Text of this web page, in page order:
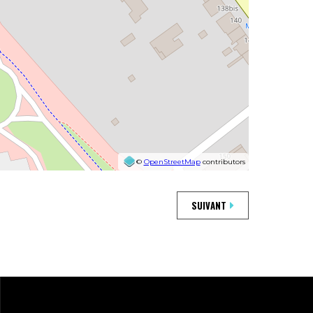
© OpenStreetMapcontributors
SUIVANT